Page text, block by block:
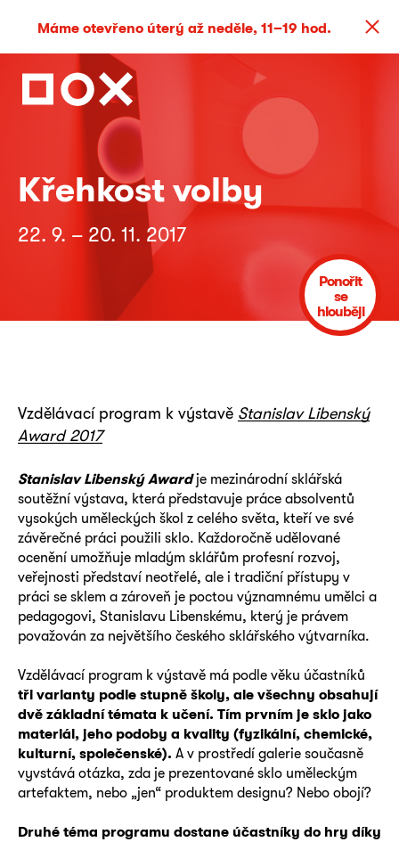
Máme otevřeno úterý až neděle, 11–19 hod.
Křehkost volby
22. 9. – 20. 11. 2017
Ponořit
se
hlouběji
Vzdělávací program k výstavě Stanislav Libenský
Award 2017
Stanislav Libenský Awardje mezinárodní sklářská
soutěžní výstava, která představuje práce absolventů
vysokých uměleckých škol z celého světa, kteří ve své
závěrečné práci použili sklo. Každoročně udělované
ocenění umožňuje mladým sklářům profesní rozvoj,
veřejnosti představí neotřelé, ale i tradiční přístupy v
práci se sklem a zároveň je poctou významnému umělci a
pedagogovi, Stanislavu Libenskému, který je právem
považován za největšího českého sklářského výtvarníka.
Vzdělávací program k výstavě má podle věku účastníků
tři varianty podle stupně školy, ale všechny obsahují
dvě základní témata k učení. Tím prvním je sklo jako
materiál, jeho podoby a kvality (fyzikální, chemické,
kulturní, společenské). A v prostředí galerie současně
vyvstává otázka, zda je prezentované sklo uměleckým
artefaktem, nebo „jen“ produktem designu? Nebo obojí?
Druhé téma programu dostane účastníky do hry díky